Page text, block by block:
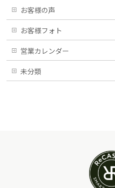
お客様の声
お客様フォト
営業カレンダー
未分類